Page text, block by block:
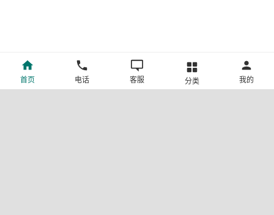
首页 电话 客服 分类 我的